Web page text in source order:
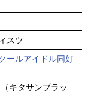
スツ
ールアイドル同好
（キタサンブラッ